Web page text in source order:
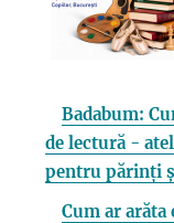
Badabum:
de lectură -
pentru părinți
Cum ar arăta